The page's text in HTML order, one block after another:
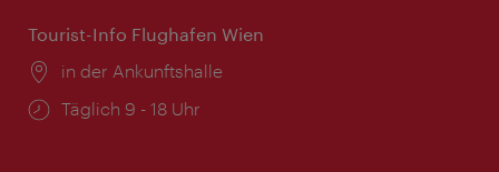
Tourist-Info Flughafen Wien
Ort:
in der Ankunftshalle
Öffnungszeiten:
Täglich 9 - 18 Uhr